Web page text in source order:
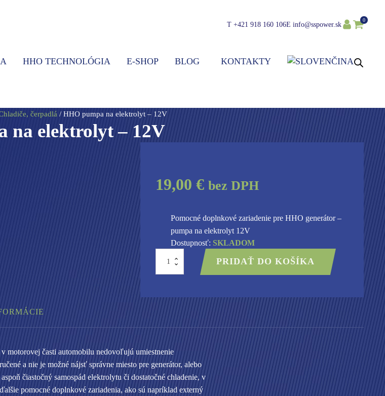
T +421 918 160 106E info@sspower.sk
0
HHO TECHNOLÓGIA E-SHOP BLOG KONTAKTY
čerpadlá / HHO pumpa na elektrolyt – 12V
na elektrolyt – 12V
19,00 €bez DPH
Pomocné doplnkové zariadenie pre HHO generátor –
pumpa na elektrolyt 12V
Dostupnosť: SKLADOM
množstvo
HHO
pumpa
-
12V
PRIDAŤ DO KOŠÍKA
motorovej časti automobilu nedovoľujú umiestnenie
a nie je možné nájsť správne miesto pre generátor, alebo
čiastočný samospád elektrolytu či dostatočné chladenie, v
pomocné doplnkové zariadenia, ako sú napríklad externý